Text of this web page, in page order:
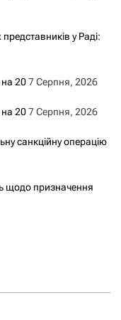
у Раді:
на 207 Серпня, 2026
на 207 Серпня, 2026
санкційну операцію
щодо призначення